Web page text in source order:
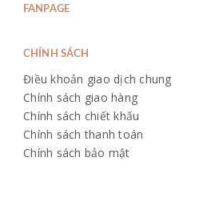
FANPAGE
CHÍNH SÁCH
Điều khoản giao dịch chung
Chính sách giao hàng
Chính sách chiết khấu
Chính sách thanh toán
Chính sách bảo mật